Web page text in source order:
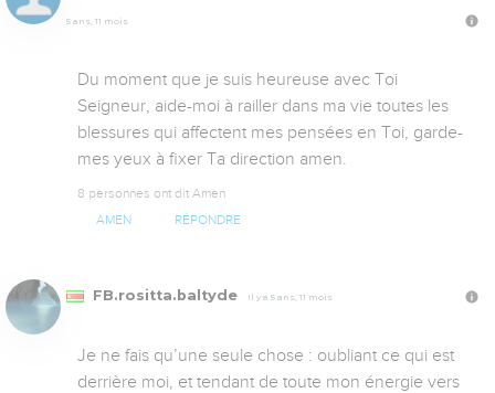
5 ans, 11 mois
Du moment que je suis heureuse avec Toi
Seigneur, aide-moi à railler dans ma vie toutes les
blessures qui affectent mes pensées en Toi, garde-
mes yeux à fixer Ta direction amen.
8 personnes ont dit Amen
AMEN RÉPONDRE
FB.rositta.baltyde Il y a 5 ans, 11 mois
Je ne fais qu’une seule chose : oubliant ce qui est
derrière moi, et tendant de toute mon énergie vers